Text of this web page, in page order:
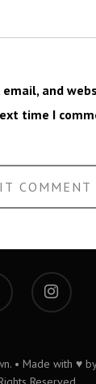
email, and
time I
• Made with ♥